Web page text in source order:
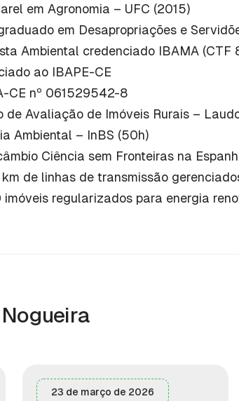
em Agronomia – UFC (2015)
em Desapropriações e
Ambiental credenciado IBAMA (CTF
ao IBAPE-CE
CE nº 061529542-8
de Avaliação de Imóveis Rurais –
Ambiental – InBS (50h)
Ciência sem Fronteiras na
de linhas de transmissão
regularizados para energia
23 de março de 2026